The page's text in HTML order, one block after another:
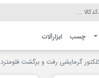
چسب ابزارآلات
گرمایشی رفت و برگشت